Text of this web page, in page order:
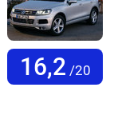
16,2 /20